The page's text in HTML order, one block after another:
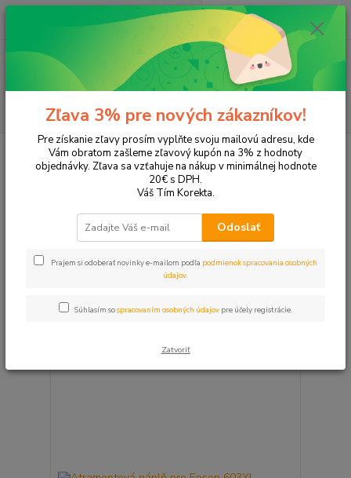
Hľadať
ks
za 0,00 EUR
Tonery a náplne do tlačiarní EPSON Workforce WF-2810
Workforce WF-2810
Upresniť parametre
Najdrahšie
Zobrazujem 1-4 z 4
Zľava 3% pre nových zákazníkov!
Pre získanie zľavy prosím vyplňte svoju mailovú adresu, kde
Vám obratom zašleme zľavový kupón na 3% z hodnoty
objednávky. Zľava sa vzťahuje na nákup v minimálnej hodnote
20€ s DPH.
Váš Tím Korekta.
Odoslať
Prajem si odoberať novinky e-mailom podľa podmienok spracovania osobných
údajov.
Súhlasím sospracovaním osobných údajov pre účely registrácie.
Zatvoriť